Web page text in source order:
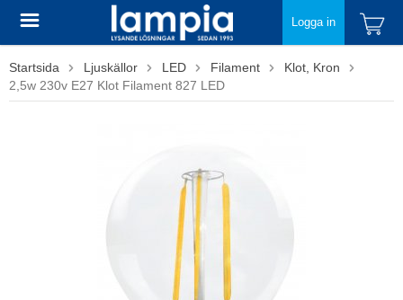
Logga in
Startsida Ljuskällor LED Filament
Klot, Kron
2,5w 230v E27 Klot Filament 827 LED